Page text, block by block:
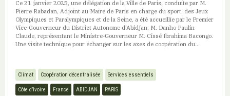
Ce 21 janvier 2025, une délégation de la Ville de Paris, conduite par M.
Pierre Rabadan, Adjoint au Maire de Paris en charge du sport, des Jeux
Olympiques et Paralympiques et de la Seine, a été accueillie par le Premier
Vice-Gouverneur du District Autonome d’Abidjan, M. Danho Paulin
Claude, représentant le Ministre-Gouverneur M. Cissé Ibrahima Bacongo.
Une visite technique pour échanger sur les axes de coopération du...
Climat Coopération décentralisée Services essentiels
Côte d’Ivoire France ABIDJAN PARIS